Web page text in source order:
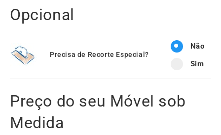
Opcional
Precisa de Recorte Especial?
Não
Sim
Preço do seu Móvel sob
Medida